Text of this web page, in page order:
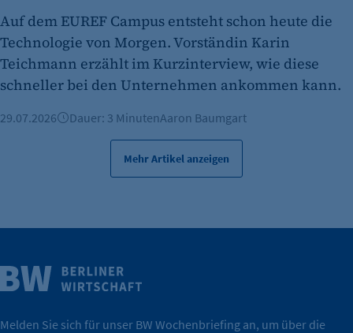
Wirtschaft.
Weitere Infos
Auf dem EUREF Campus entsteht schon heute die
Technologie von Morgen. Vorständin Karin
Teichmann erzählt im Kurzinterview, wie diese
schneller bei den Unternehmen ankommen kann.
29.07.2026 Dauer: 3 MinutenAaron Baumgart
Mehr Artikel anzeigen
Melden Sie sich für unser BW Wochenbriefing an, um über die